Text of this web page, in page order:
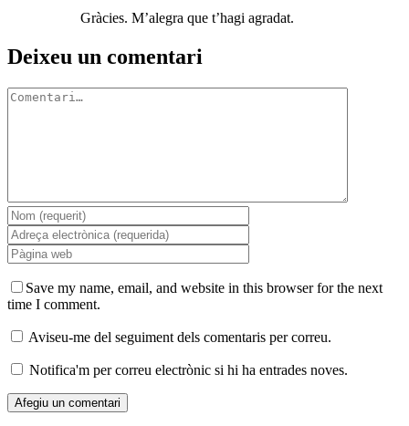
Gràcies. M’alegra que t’hagi agradat.
Deixeu un comentari
Comment
Save my name, email, and website in this browser for the next
time I comment.
Aviseu-me del seguiment dels comentaris per correu.
Notifica'm per correu electrònic si hi ha entrades noves.